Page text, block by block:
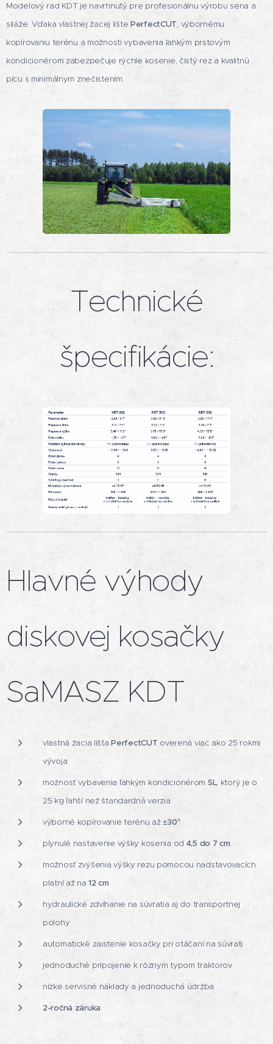
Modelový rad KDT je navrhnutý pre profesionálnu výrobu sena a
siláže. Vďaka vlastnej žacej lištePerfectCUT, výbornému
kopírovaniu terénu a možnosti vybavenia ľahkým prstovým
kondicionérom zabezpečuje rýchle kosenie, čistý rez a kvalitnú
pícu s minimálnym znečistením.
Technické
špecifikácie:
Hlavné výhody
diskovej kosačky
SaMASZ KDT
vlastná žacia lištaPerfectCUT overená viac ako 25 rokmi
vývoja
možnosť vybavenia ľahkým kondicionérom SL, ktorý je o
25 kg ľahší než štandardná verzia
výborné kopírovanie terénu až±30°
plynulé nastavenie výšky kosenia od 4,5 do 7 cm
možnosť zvýšenia výšky rezu pomocou nadstavovacích
platní až na12 cm
hydraulické zdvíhanie na súvratia aj do transportnej
polohy
automatické zaistenie kosačky pri otáčaní na súvrati
jednoduché pripojenie k rôznym typom traktorov
nízke servisné náklady a jednoduchá údržba
2-ročná záruka